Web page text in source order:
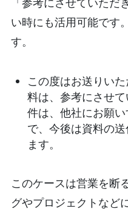
い時にも活用可能です
す。
この度はお送りい
料は、参考にさせ
件は、他社にお願
で、今後は資料の
ます。
このケースは営業を断
グやプロジェクトなど